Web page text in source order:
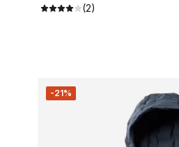
(2)
-21%